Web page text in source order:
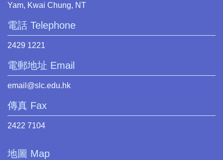
Yam, Kwai Chung, NT
電話 Telephone
2429 1221
電郵地址 Email
email@slc.edu.hk
傳真 Fax
2422 7104
地圖 Map